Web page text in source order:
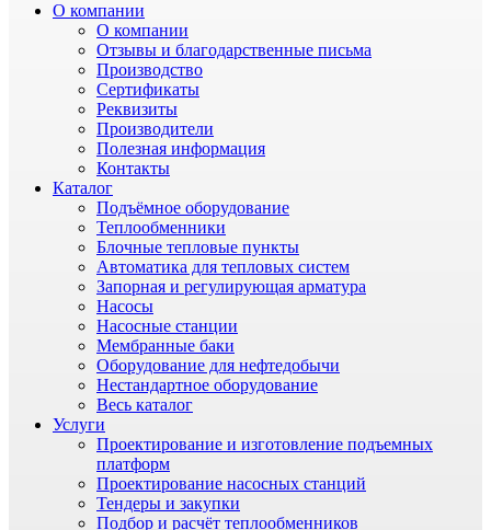
О компании
О компании
Отзывы и благодарственные письма
Производство
Сертификаты
Реквизиты
Производители
Полезная информация
Контакты
Каталог
Подъёмное оборудование
Теплообменники
Блочные тепловые пункты
Автоматика для тепловых систем
Запорная и регулирующая арматура
Насосы
Насосные станции
Мембранные баки
Оборудование для нефтедобычи
Нестандартное оборудование
Весь каталог
Услуги
Проектирование и изготовление подъемных
платформ
Проектирование насосных станций
Тендеры и закупки
Подбор и расчёт теплообменников